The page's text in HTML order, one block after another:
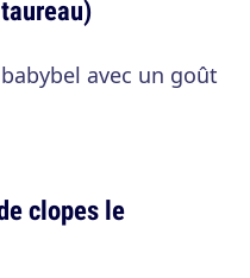
avec un goût
clopes le